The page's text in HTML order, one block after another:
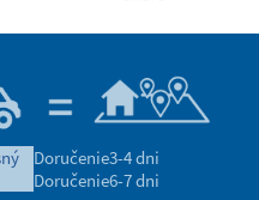
Doručenie3-4 dni
Doručenie6-7 dni